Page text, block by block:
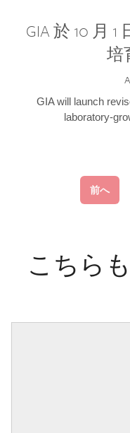
GIA 於 10 月
培
GIA will launch
laboratory-
前へ
こちら